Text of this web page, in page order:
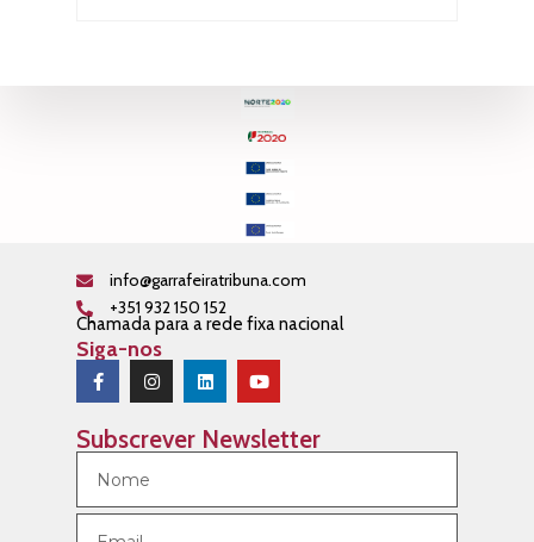
info@garrafeiratribuna.com
+351 932 150 152
Chamada para a rede fixa nacional
Siga-nos
Subscrever Newsletter